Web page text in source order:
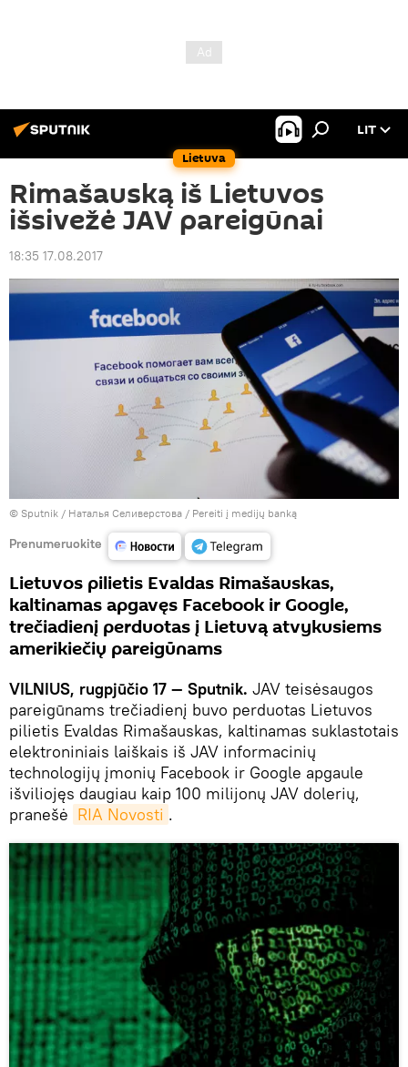
Lietuva
LIT
Rimašauską iš Lietuvos
išsivežė JAV pareigūnai
18:35 17.08.2017
© Sputnik / Наталья Селиверстова / Pereiti į medijų banką
Prenumeruokite
Lietuvos pilietis Evaldas Rimašauskas,
kaltinamas apgavęs Facebook ir Google,
trečiadienį perduotas į Lietuvą atvykusiems
amerikiečių pareigūnams
VILNIUS, rugpjūčio 17 — Sputnik. JAV teisėsaugos
pareigūnams trečiadienį buvo perduotas Lietuvos
pilietis Evaldas Rimašauskas, kaltinamas suklastotais
elektroniniais laiškais iš JAV informacinių
technologijų įmonių Facebook ir Google apgaule
išviliojęs daugiau kaip 100 milijonų JAV dolerių,
pranešė RIA Novosti .